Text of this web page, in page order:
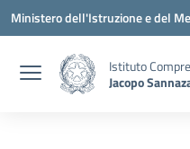
Vai ai contenuti
Vai al menu di navigazione
Vai al footer
Ministero dell'Istruzione e del
Istituto
Jacopo